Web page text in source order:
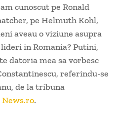
cunoscut pe Ronald
pe Helmuth Kohl,
aveau o viziune asupra
in Romania? Putini,
datoria mea sa vorbesc
referindu-se
de la tribuna
News.ro.